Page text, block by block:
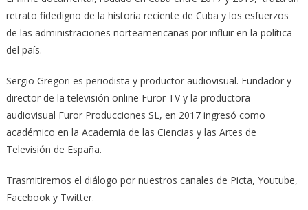
retrato fidedigno de la historia reciente de Cuba y los esfuerzos
de las administraciones norteamericanas por influir en la política
del país.
Sergio Gregori es periodista y productor audiovisual. Fundador y
director de la televisión online Furor TV y la productora
audiovisual Furor Producciones SL, en 2017 ingresó como
académico en la Academia de las Ciencias y las Artes de
Televisión de España.
Trasmitiremos el diálogo por nuestros canales de Picta, Youtube,
Facebook y Twitter.